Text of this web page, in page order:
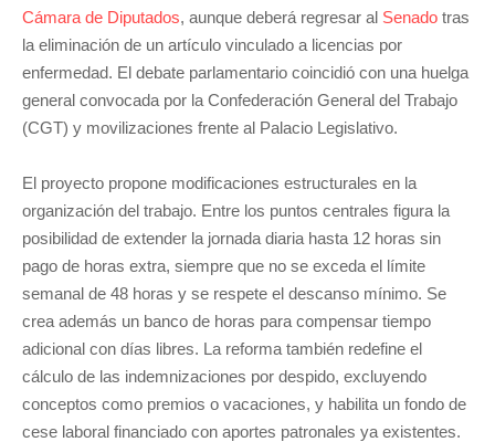
Cámara de Diputados, aunque deberá regresar al Senado tras
la eliminación de un artículo vinculado a licencias por
enfermedad. El debate parlamentario coincidió con una huelga
general convocada por la Confederación General del Trabajo
(CGT) y movilizaciones frente al Palacio Legislativo.
El proyecto propone modificaciones estructurales en la
organización del trabajo. Entre los puntos centrales figura la
posibilidad de extender la jornada diaria hasta 12 horas sin
pago de horas extra, siempre que no se exceda el límite
semanal de 48 horas y se respete el descanso mínimo. Se
crea además un banco de horas para compensar tiempo
adicional con días libres. La reforma también redefine el
cálculo de las indemnizaciones por despido, excluyendo
conceptos como premios o vacaciones, y habilita un fondo de
cese laboral financiado con aportes patronales ya existentes.